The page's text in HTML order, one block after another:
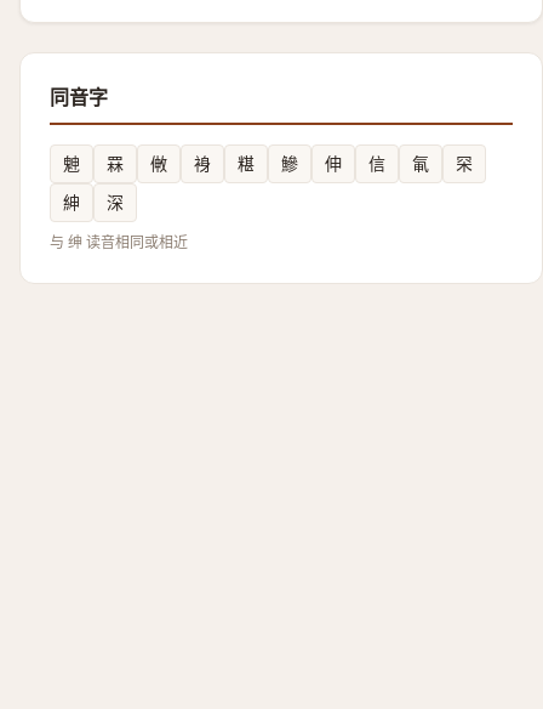
同音字
䰠 罧 敒 裑 糂 鰺 伸 信 氠
罙
紳
深
与 绅 读音相同或相近